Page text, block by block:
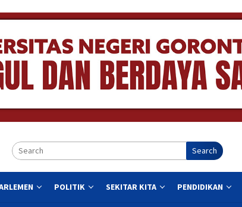
Search
POLITIK SEKITAR KITA PENDIDIKAN